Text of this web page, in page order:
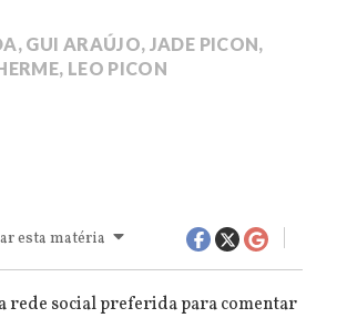
, GUI ARAÚJO, JADE PICON,
, LEO PICON
esta matéria
rede social preferida para comentar